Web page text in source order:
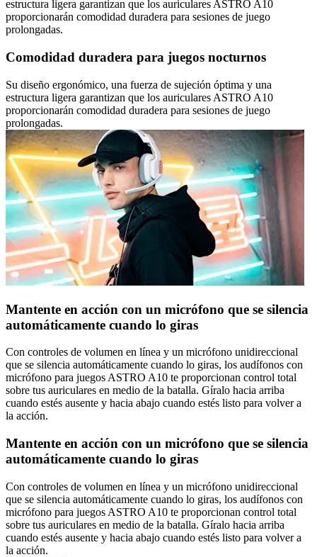
estructura ligera garantizan que los auriculares ASTRO A10
proporcionarán comodidad duradera para sesiones de juego
prolongadas.
Comodidad duradera para juegos nocturnos
Su diseño ergonómico, una fuerza de sujeción óptima y una
estructura ligera garantizan que los auriculares ASTRO A10
proporcionarán comodidad duradera para sesiones de juego
prolongadas.
Mantente en acción con un micrófono que se silencia
automáticamente cuando lo giras
Con controles de volumen en línea y un micrófono unidireccional
que se silencia automáticamente cuando lo giras, los audífonos con
micrófono para juegos ASTRO A10 te proporcionan control total
sobre tus auriculares en medio de la batalla. Gíralo hacia arriba
cuando estés ausente y hacia abajo cuando estés listo para volver a
la acción.
Mantente en acción con un micrófono que se silencia
automáticamente cuando lo giras
Con controles de volumen en línea y un micrófono unidireccional
que se silencia automáticamente cuando lo giras, los audífonos con
micrófono para juegos ASTRO A10 te proporcionan control total
sobre tus auriculares en medio de la batalla. Gíralo hacia arriba
cuando estés ausente y hacia abajo cuando estés listo para volver a
la acción.